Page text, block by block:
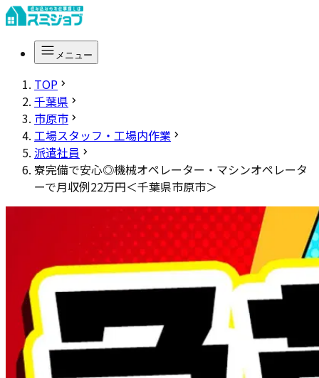
メニュー
TOP
千葉県
市原市
工場スタッフ・工場内作業
派遣社員
寮完備で安心◎機械オペレーター・マシンオペレータ
ーで月収例22万円＜千葉県市原市＞